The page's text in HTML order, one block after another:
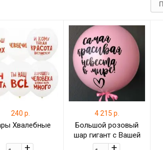
240 р.
Хвалебные
4 215 р.
Большой розовый
шар гигант с Вашей
личной надписью